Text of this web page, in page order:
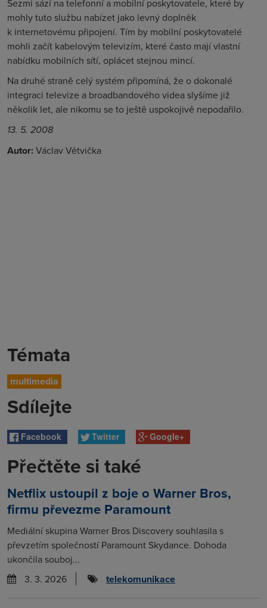
Sezmi sází na telefonní a mobilní poskytovatele, které by
mohly tuto službu nabízet jako levný doplněk
k internetovému připojení. Tím by mobilní poskytovatelé
mohli začít kabelovým televizím, které často mají vlastní
nabídku mobilních sítí, oplácet stejnou mincí.
Na druhé straně celý systém připomíná, že o dokonalé
integraci televize a broadbandového videa slyšíme již
několik let, ale nikomu se to ještě uspokojivě nepodařilo.
13. 5. 2008
Autor: Václav Větvička
Témata
multimedia
Sdílejte
Facebook Twitter Google+
Přečtěte si také
Netflix ustoupil z boje o Warner Bros,
firmu převezme Paramount
Mediální skupina Warner Bros Discovery souhlasila s
převzetím společností Paramount Skydance. Dohoda
ukončila souboj...
3. 3. 2026
telekomunikace